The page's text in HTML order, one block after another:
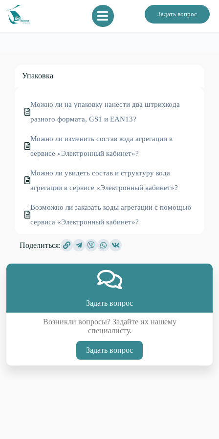
Задать вопрос
Упаковка
Можно ли на упаковку нанести два штрихкода
разного формата, GS1 и EAN13?
Можно ли изменить состав кода агрегации в
сервисе «Электронный кабинет»?
Можно ли увидеть состав и структуру кода
агрегации в сервисе «Электронный кабинет»?
Возможно ли заказать коды агрегации с помощью
сервиса «Электронный кабинет»?
Поделиться:
Задать вопрос
Возникли вопросы? Задайте их нашему
специалисту.
Задать вопрос